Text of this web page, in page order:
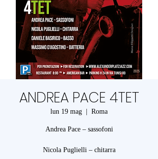
ANDREA PACE 4TET
lun 19 mag Roma
Andrea Pace – sassofoni
Nicola Puglielli – chitarra